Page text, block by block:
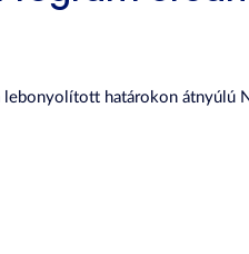
határokon átnyúlú